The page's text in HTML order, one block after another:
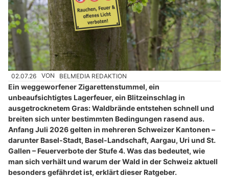
02.07.26 VON BELMEDIA REDAKTION
Ein weggeworfener Zigarettenstummel, ein
unbeaufsichtigtes Lagerfeuer, ein Blitzeinschlag in
ausgetrocknetem Gras: Waldbrände entstehen schnell und
breiten sich unter bestimmten Bedingungen rasend aus.
Anfang Juli 2026 gelten in mehreren Schweizer Kantonen –
darunter Basel-Stadt, Basel-Landschaft, Aargau, Uri und St.
Gallen – Feuerverbote der Stufe 4. Was das bedeutet, wie
man sich verhält und warum der Wald in der Schweiz aktuell
besonders gefährdet ist, erklärt dieser Ratgeber.